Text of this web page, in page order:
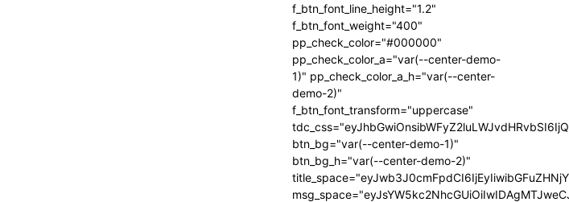
f_btn_font_line_height="1.2"
f_btn_font_weight="400"
pp_check_color="#000000"
pp_check_color_a="var(--center-demo-
1)" pp_check_color_a_h="var(--center-
demo-2)"
f_btn_font_transform="uppercase"
btn_bg="var(--center-demo-1)"
btn_bg_h="var(--center-demo-2)"